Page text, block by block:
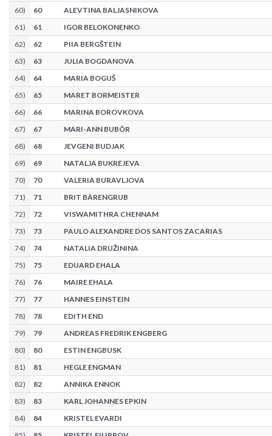
60) 60
ALEVTINA BALJASNIKOVA
61) 61
IGOR BELOKONENKO
62) 62
PIIA BERGŠTEIN
63) 63
JULIA BOGDANOVA
64) 64
MARIA BOGUŠ
65) 65
MARET BORMEISTER
66) 66
MARINA BOROVKOVA
67) 67
MARI-ANN BUBÕR
68) 68
JEVGENI BUDJAK
69) 69
NATALJA BUKREJEVA
70) 70
VALERIA BURAVLJOVA
71) 71
BRIT BÄRENGRUB
72) 72
VISWAMITHRA CHENNAM
73) 73
PAULO ALEXANDRE DOS SANTOS ZACARIAS
74) 74
NATALIA DRUŽININA
75) 75
EDUARD EHALA
76) 76
MAIRE EHALA
77) 77
HANNES EINSTEIN
78) 78
EDITH END
79) 79
ANDREAS FREDRIK ENGBERG
80) 80
ESTIN ENGBUSK
81) 81
HEGLE ENGMAN
82) 82
ANNIKA ENNOK
83) 83
KARL JOHANNES EPKIN
84) 84
KRISTEL EVARDI